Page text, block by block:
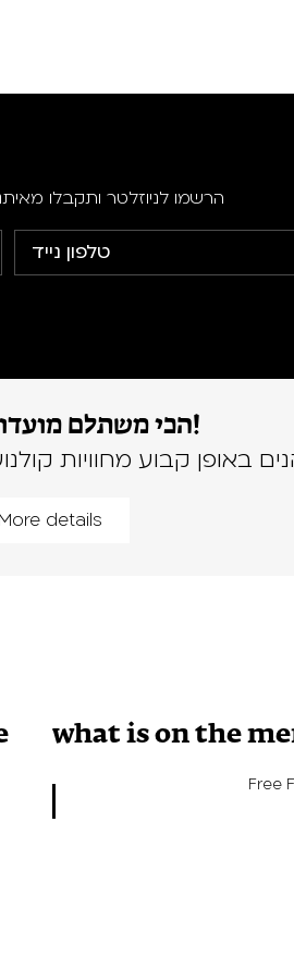
הרשמו לניוזלטר ותקבלו
הכי משתלם מועדון המנויים!
באופן קבוע מחוויות
More details
what is on the
Free